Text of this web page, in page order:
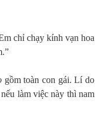
chỉ chạy kính vạn hoa
gồm toàn con gái. Lí do
làm việc này thì nam